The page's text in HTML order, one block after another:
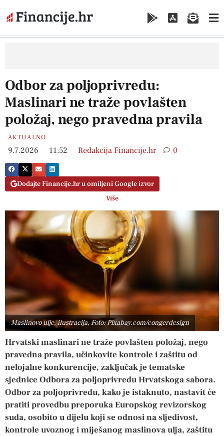
Odbor za poljoprivredu:
Maslinari ne traže povlašten
položaj, nego pravedna pravila
AKTUALNO
9.7.2026 11:52 Redakcija Financije.hr 0
Dodajte Financije.hr u omiljeni Google izvor
Više
Maslinovo ulje, ilustracija, Foto: Pixabay.com/congerdesign
Hrvatski maslinari ne traže povlašten položaj, nego
pravedna pravila, učinkovite kontrole i zaštitu od
nelojalne konkurencije, zaključak je tematske
sjednice Odbora za poljoprivredu Hrvatskoga sabora.
Odbor za poljoprivredu, kako je istaknuto, nastavit će
pratiti provedbu preporuka Europskog revizorskog
suda, osobito u dijelu koji se odnosi na sljedivost,
kontrole uvoznog i miješanog maslinova ulja, zaštitu